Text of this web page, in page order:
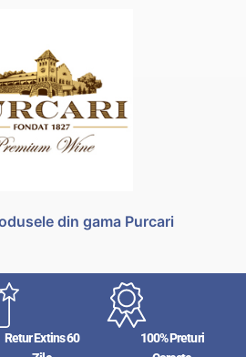
din gama Purcari
Retur Extins 60
100% Preturi